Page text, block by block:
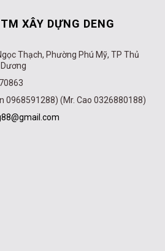
XÂY DỰNG DENG
Thạch, Phường Phú Mỹ, TP Thủ
0968591288) (Mr. Cao 0326880188)